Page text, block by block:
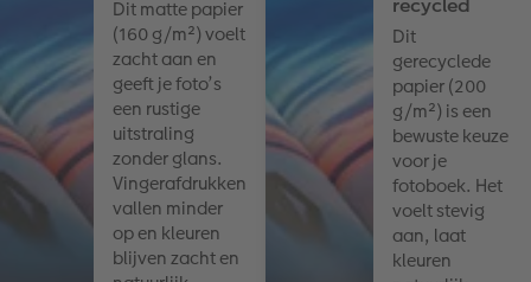
Dit matte papier
(160 g/m²) voelt
zacht aan en
geeft je foto’s
een rustige
uitstraling
zonder glans.
Vingerafdrukken
vallen minder
op en kleuren
blijven zacht en
recycled
Dit
gerecyclede
papier (200
g/m²) is een
bewuste keuze
voor je
fotoboek. Het
voelt stevig
aan, laat
kleuren